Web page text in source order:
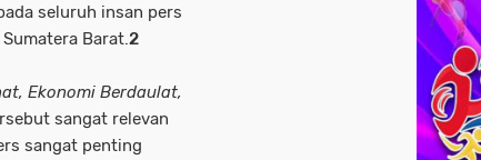
seluruh insan pers
Barat. 2
Ekonomi Berdaulat,
sangat relevan
sangat penting